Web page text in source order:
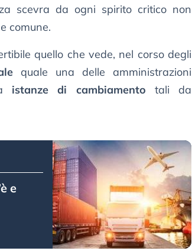
scevra da ogni spirito critico non
comune.
quello che vede, nel corso degli
quale una delle amministrazioni
istanze di cambiamento tali da
e